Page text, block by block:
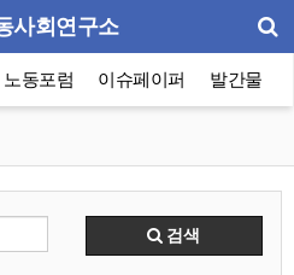
사회연구소
노동포럼 이슈페이퍼 발간물
검색